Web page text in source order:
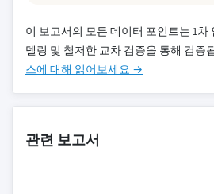
이 보고서의 모든 데이터 포인트는 1차
델링 및 철저한 교차 검증을 통해 검증
스에 대해 읽어보세요 →
관련 보고서